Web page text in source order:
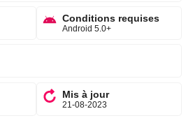
Conditions requises
Android 5.0+
Mis à jour
21-08-2023